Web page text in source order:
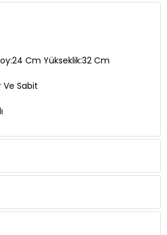
Cm Yükseklik:32 Cm
Ve Sabit